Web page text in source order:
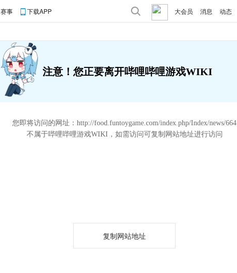
赛事 下载APP 大会员 消息 动态
注意！您正要离开哔哩哔哩游戏WIKI
您即将访问的网址： http://food.funtoygame.com/index.php/Index/news/664
不属于哔哩哔哩游戏WIKI，如需访问可复制网站地址进行访问
复制网站地址